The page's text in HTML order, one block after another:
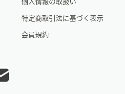
特定商取引法に基づく表示
会員規約